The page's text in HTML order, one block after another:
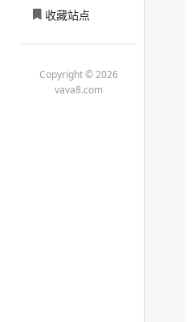
收藏站点
Copyright © 2026
vava8.com